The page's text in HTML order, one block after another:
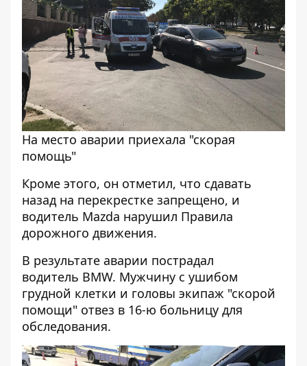
На место аварии приехала "скорая
помощь"
Кроме этого, он отметил, что сдавать
назад на перекрестке запрещено, и
водитель Mazda нарушил Правила
дорожного движения.
В результате аварии пострадал
водитель BMW. Мужчину с ушибом
грудной клетки и головы экипаж "скорой
помощи" отвез в 16-ю больницу для
обследования.